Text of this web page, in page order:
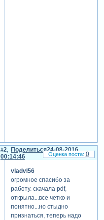
Поделиться
2
24-08-2016
00:14:46
vladvl56
огромное спасибо за
работу. скачала pdf,
открыла...все четко и
понятно...но стыдно
признаться, теперь надо
0